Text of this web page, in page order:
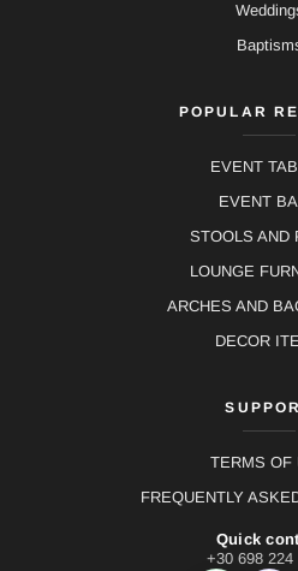
POPULAR
EVENT
EVENT
STOOLS AND
LOUNGE
ARCHES AND
DECOR
TERMS OF
FREQUENTLY
Quick
+30 698 224